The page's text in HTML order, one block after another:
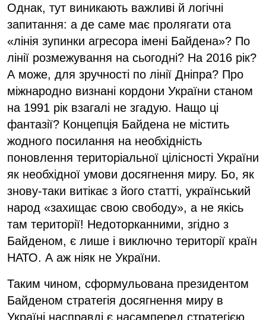
Однак, тут виникають важливі й логічні
запитання: а де саме має пролягати ота
«лінія зупинки агресора імені Байдена»? По
лінії розмежування на сьогодні? На 2016 рік?
А може, для зручності по лінії Дніпра? Про
міжнародно визнані кордони України станом
на 1991 рік взагалі не згадую. Нащо ці
фантазії? Концепція Байдена не містить
жодного посилання на необхідність
поновлення територіальної цілісності України
як необхідної умови досягнення миру. Бо, як
знову-таки витікає з його статті, український
народ «захищає свою свободу», а не якісь
там території! Недоторканними, згідно з
Байденом, є лише і виключно території країн
НАТО. А аж ніяк не України.
Таким чином, сформульована президентом
Байденом стратегія досягнення миру в
Україні насправді є насамперед стратегією